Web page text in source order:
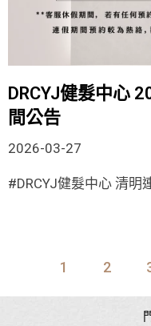
DRCYJ健髮中心
間公告
2026-03-27
#DRCYJ健髮中心 清明
1 2